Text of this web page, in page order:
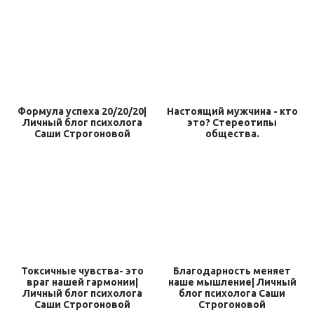
Формула успеха 20/20/20|
Личный блог психолога
Саши Строгоновой
Настоящий мужчина - кто
это? Стереотипы
общества.
Токсичные чувства- это
враг нашей гармонии|
Личный блог психолога
Саши Строгоновой
Благодарность меняет
наше мышление| Личный
блог психолога Саши
Строгоновой